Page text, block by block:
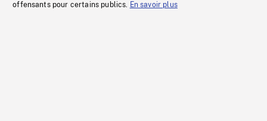
offensants pour certains publics. En savoir plus